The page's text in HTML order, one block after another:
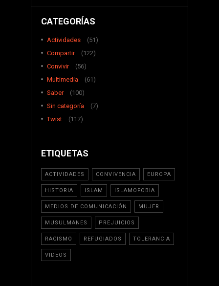
CATEGORÍAS
Actividades
(51)
Compartir
(122)
Convivir
(56)
Multimedia
(61)
Saber
(100)
Sin categoría
(7)
Twist
(117)
ETIQUETAS
ACTIVIDADES CONVIVENCIA EUROPA
HISTORIA ISLAM ISLAMOFOBIA
MEDIOS DE COMUNICACIÓN MUJER
MUSULMANES PREJUICIOS
RACISMO REFUGIADOS TOLERANCIA
VIDEOS